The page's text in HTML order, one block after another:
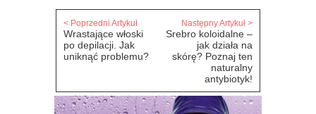
< Poprzedni Artykuł
Wrastające włoski
po depilacji. Jak
uniknąć problemu?
Następny Artykuł >
Srebro koloidalne –
jak działa na
skórę? Poznaj ten
naturalny
antybiotyk!